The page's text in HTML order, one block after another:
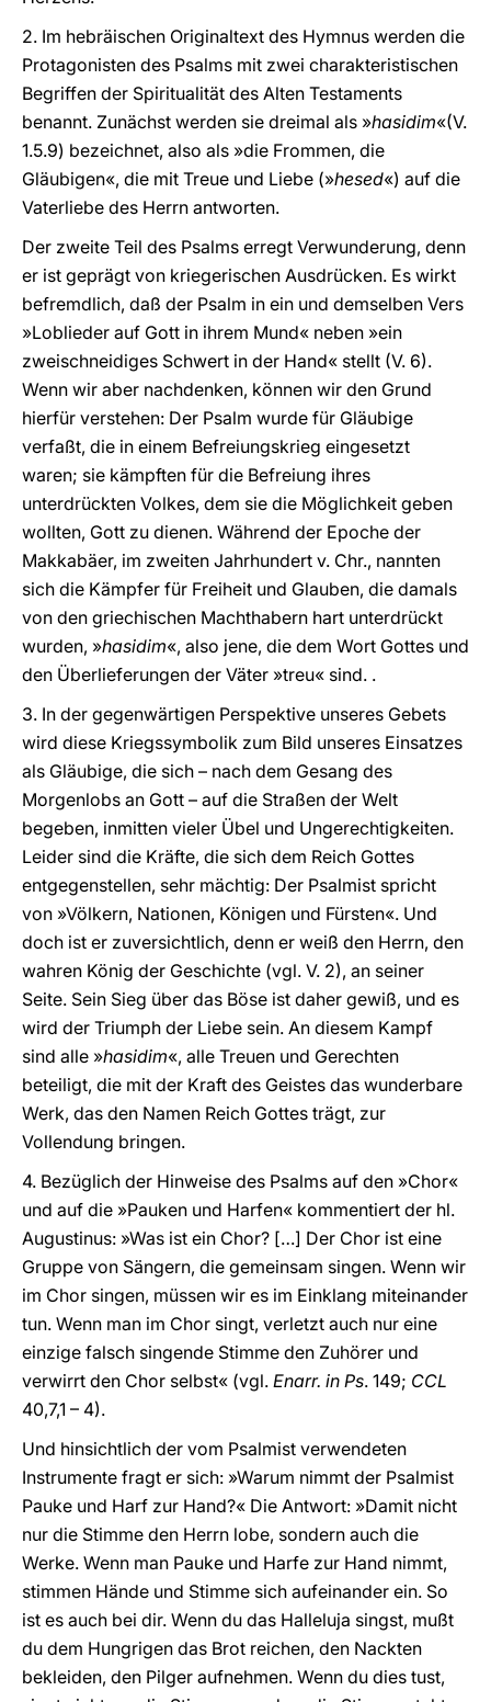
2. Im hebräischen Originaltext des Hymnus werden die
Protagonisten des Psalms mit zwei charakteristischen
Begriffen der Spiritualität des Alten Testaments
benannt. Zunächst werden sie dreimal als »hasidim«(V.
1.5.9) bezeichnet, also als »die Frommen, die
Gläubigen«, die mit Treue und Liebe (»hesed«) auf die
Vaterliebe des Herrn antworten.
Der zweite Teil des Psalms erregt Verwunderung, denn
er ist geprägt von kriegerischen Ausdrücken. Es wirkt
befremdlich, daß der Psalm in ein und demselben Vers
»Loblieder auf Gott in ihrem Mund« neben »ein
zweischneidiges Schwert in der Hand« stellt (V. 6).
Wenn wir aber nachdenken, können wir den Grund
hierfür verstehen: Der Psalm wurde für Gläubige
verfaßt, die in einem Befreiungskrieg eingesetzt
waren; sie kämpften für die Befreiung ihres
unterdrückten Volkes, dem sie die Möglichkeit geben
wollten, Gott zu dienen. Während der Epoche der
Makkabäer, im zweiten Jahrhundert v. Chr., nannten
sich die Kämpfer für Freiheit und Glauben, die damals
von den griechischen Machthabern hart unterdrückt
wurden, »hasidim«, also jene, die dem Wort Gottes und
den Überlieferungen der Väter »treu« sind. .
3. In der gegenwärtigen Perspektive unseres Gebets
wird diese Kriegssymbolik zum Bild unseres Einsatzes
als Gläubige, die sich – nach dem Gesang des
Morgenlobs an Gott – auf die Straßen der Welt
begeben, inmitten vieler Übel und Ungerechtigkeiten.
Leider sind die Kräfte, die sich dem Reich Gottes
entgegenstellen, sehr mächtig: Der Psalmist spricht
von »Völkern, Nationen, Königen und Fürsten«. Und
doch ist er zuversichtlich, denn er weiß den Herrn, den
wahren König der Geschichte (vgl. V. 2), an seiner
Seite. Sein Sieg über das Böse ist daher gewiß, und es
wird der Triumph der Liebe sein. An diesem Kampf
sind alle »hasidim«, alle Treuen und Gerechten
beteiligt, die mit der Kraft des Geistes das wunderbare
Werk, das den Namen Reich Gottes trägt, zur
Vollendung bringen.
4. Bezüglich der Hinweise des Psalms auf den »Chor«
und auf die »Pauken und Harfen« kommentiert der hl.
Augustinus: »Was ist ein Chor? […] Der Chor ist eine
Gruppe von Sängern, die gemeinsam singen. Wenn wir
im Chor singen, müssen wir es im Einklang miteinander
tun. Wenn man im Chor singt, verletzt auch nur eine
einzige falsch singende Stimme den Zuhörer und
verwirrt den Chor selbst« (vgl. Enarr. in Ps. 149; CCL
40,7,1 – 4).
Und hinsichtlich der vom Psalmist verwendeten
Instrumente fragt er sich: »Warum nimmt der Psalmist
Pauke und Harf zur Hand?« Die Antwort: »Damit nicht
nur die Stimme den Herrn lobe, sondern auch die
Werke. Wenn man Pauke und Harfe zur Hand nimmt,
stimmen Hände und Stimme sich aufeinander ein. So
ist es auch bei dir. Wenn du das Halleluja singst, mußt
du dem Hungrigen das Brot reichen, den Nackten
bekleiden, den Pilger aufnehmen. Wenn du dies tust,